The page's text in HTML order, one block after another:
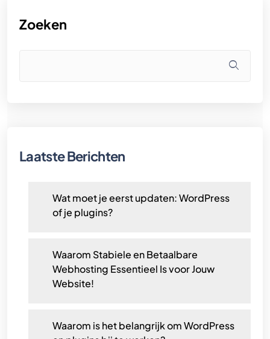
Zoeken
Laatste Berichten
Wat moet je eerst updaten: WordPress
of je plugins?
Waarom Stabiele en Betaalbare
Webhosting Essentieel Is voor Jouw
Website!
Waarom is het belangrijk om WordPress